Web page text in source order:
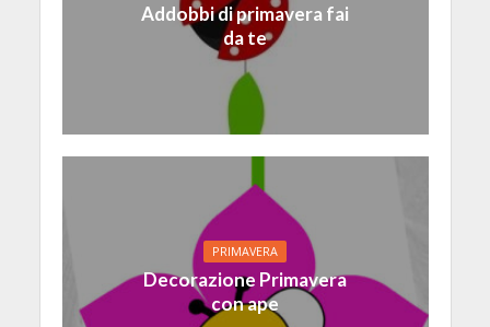
Addobbi di primavera fai
da te
PRIMAVERA
Decorazione Primavera
con ape